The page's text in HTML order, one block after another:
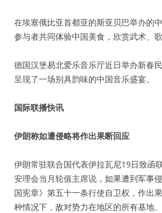
在埃塞俄比亚首都亚的斯亚贝巴举办的
参与者共同体验中国美食，欣赏武术、歌
德国汉堡易北爱乐音乐厅近日举办新春
呈现了一场别具韵味的中国音乐盛宴。
国际联播快讯
伊朗称如遭侵略将作出果断回应
伊朗常驻联合国代表伊拉瓦尼19日致函
安理会当月轮值主席说，如果遭到军事
国宪章》第五十一条行使自卫权，作出
种情况下，敌对势力在地区的所有基地